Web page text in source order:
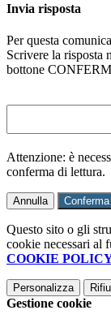
Invia risposta
Per questa
Scrivere la risposta
bottone
Attenzione: è
conferma di lettura.
Annulla Conferma
Questo sito o gli
cookie necessari al
COOKIE
Personalizza
Gestione cookie